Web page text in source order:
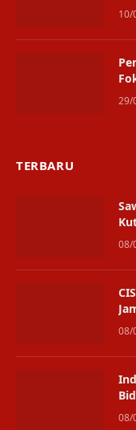
10/
29/
TERBARU
08/
08/
08/